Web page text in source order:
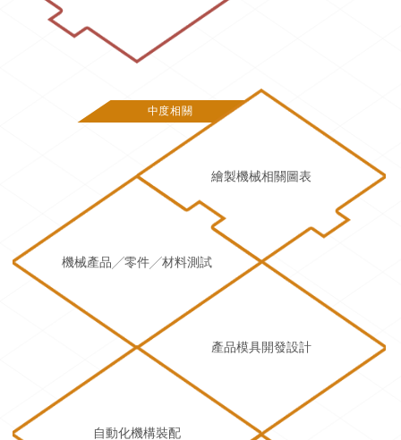
中度相關
繪製機械相關圖表
機械產品╱零件╱材料測試
產品模具開發設計
自動化機構裝配